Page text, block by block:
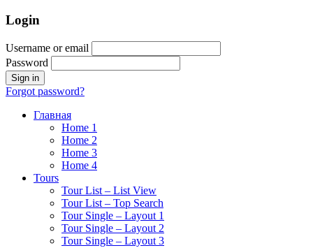
Login
Username or email
Password
Forgot password?
Главная
Home 1
Home 2
Home 3
Home 4
Tours
Tour List – List View
Tour List – Top Search
Tour Single – Layout 1
Tour Single – Layout 2
Tour Single – Layout 3